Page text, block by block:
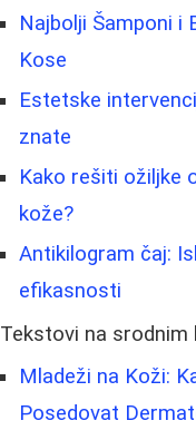
Najbolji Šamponi i
Kose
Estetske
znate
Kako rešiti ožiljke
kože?
Antikilogram čaj:
efikasnosti
Tekstovi na srodnim
Mladeži na Koži:
Posedovat